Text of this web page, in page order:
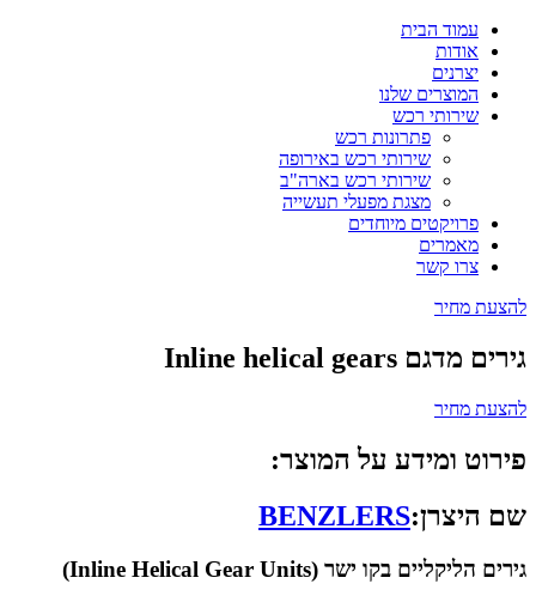
עמוד הבית
אודות
יצרנים
המוצרים שלנו
שירותי רכש
פתרונות רכש
שירותי רכש באירופה
שירותי רכש בארה"ב
מצגת מפעלי תעשייה
פרויקטים מיוחדים
מאמרים
צרו קשר
להצעת מחיר
גירים מדגם Inline helical gears
להצעת מחיר
פירוט ומידע על המוצר:
שם היצרן:BENZLERS
גירים הליקליים בקו ישר (Inline Helical Gear Units)